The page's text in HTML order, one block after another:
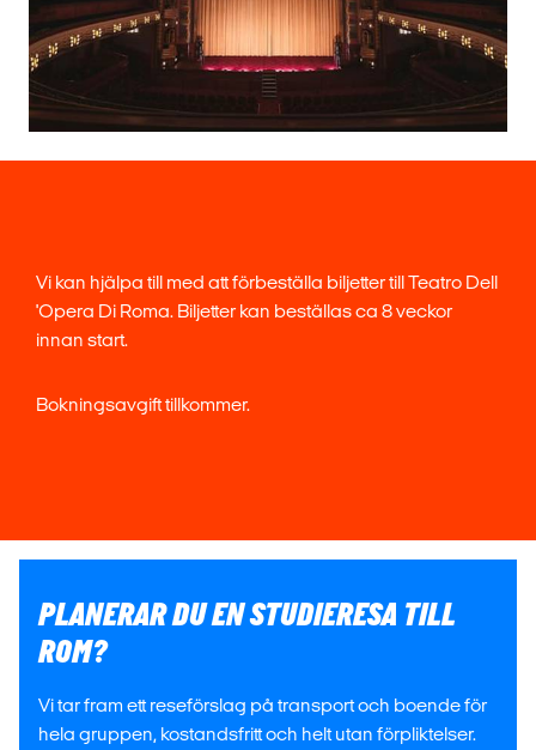
Vi kan hjälpa till med att förbeställa biljetter till Teatro Dell
'Opera Di Roma. Biljetter kan beställas ca 8 veckor
innan start.
Bokningsavgift tillkommer.
PLANERAR DU EN STUDIERESA TILL
ROM?
Vi tar fram ett reseförslag på transport och boende för
hela gruppen, kostandsfritt och helt utan förpliktelser.